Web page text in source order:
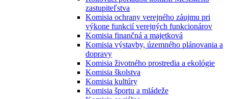
zastupiteľstva
Komisia ochrany verejného záujmu pri
výkone funkcií verejných funkcionárov
Komisia finančná a majetková
Komisia výstavby, územného plánovania a
dopravy
Komisia životného prostredia a ekológie
Komisia školstva
Komisia kultúry
Komisia športu a mládeže